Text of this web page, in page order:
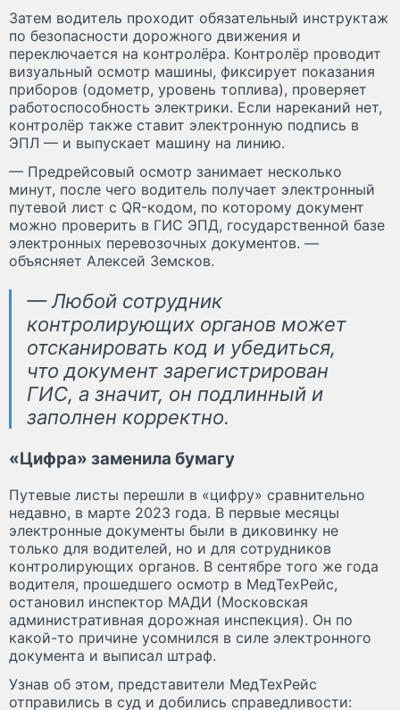
Затем водитель проходит обязательный инструктаж
по безопасности дорожного движения и
переключается на контролёра. Контролёр проводит
визуальный осмотр машины, фиксирует показания
приборов (одометр, уровень топлива), проверяет
работоспособность электрики. Если нареканий нет,
контролёр также ставит электронную подпись в
ЭПЛ — и выпускает машину на линию.
— Предрейсовый осмотр занимает несколько
минут, после чего водитель получает электронный
путевой лист с QR-кодом, по которому документ
можно проверить в ГИС ЭПД, государственной базе
электронных перевозочных документов. —
объясняет Алексей Земсков.
— Любой сотрудник
контролирующих органов может
отсканировать код и убедиться,
что документ зарегистрирован
ГИС, а значит, он подлинный и
заполнен корректно.
«Цифра» заменила бумагу
Путевые листы перешли в «цифру» сравнительно
недавно, в марте 2023 года. В первые месяцы
электронные документы были в диковинку не
только для водителей, но и для сотрудников
контролирующих органов. В сентябре того же года
водителя, прошедшего осмотр в МедТехРейс,
остановил инспектор МАДИ (Московская
административная дорожная инспекция). Он по
какой-то причине усомнился в силе электронного
документа и выписал штраф.
Узнав об этом, представители МедТехРейс
отправились в суд и добились справедливости: